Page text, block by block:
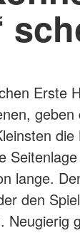
Erste
lange.
den